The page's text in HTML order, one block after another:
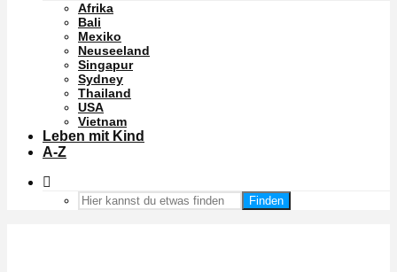
Afrika
Bali
Mexiko
Neuseeland
Singapur
Sydney
Thailand
USA
Vietnam
Leben mit Kind
A-Z
Finden